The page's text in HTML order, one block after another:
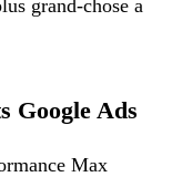
grand-chose a
Google Ads
Max